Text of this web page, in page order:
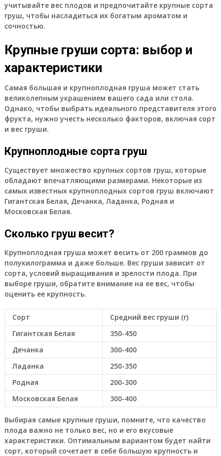
учитывайте вес плодов и предпочитайте крупные сорта
груш, чтобы насладиться их богатым ароматом и
сочностью.
Крупные груши сорта: выбор и
характеристики
Самая большая и крупноплодная груша может стать
великолепным украшением вашего сада или стола.
Однако, чтобы выбрать идеального представителя этого
фрукта, нужно учесть несколько факторов, включая сорт
и вес груши.
Крупноплодные сорта груш
Существует множество крупных сортов груш, которые
обладают впечатляющими размерами. Некоторые из
самых известных крупноплодных сортов груш включают
Гигантская Белая, Дечанка, Ладанка, Родная и
Московская Белая.
Сколько груш весит?
Крупноплодная груша может весить от 200 граммов до
полукилограмма и даже больше. Вес груши зависит от
сорта, условий выращивания и зрелости плода. При
выборе груши, обратите внимание на ее вес, чтобы
оценить ее крупность.
Сорт
Средний вес груши (г)
Гигантская Белая
350-450
Дечанка
300-400
Ладанка
250-350
Родная
200-300
Московская Белая
300-400
Выбирая самые крупные груши, помните, что качество
плода важно не только вес, но и его вкусовые
характеристики. Оптимальным вариантом будет найти
сорт, который сочетает в себе большую крупность и